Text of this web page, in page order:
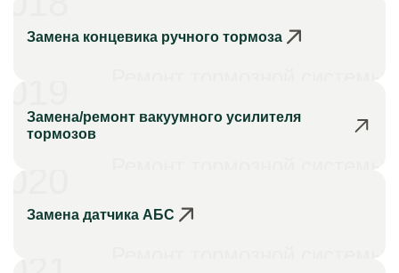
Замена концевика ручного тормоза
Замена/ремонт вакуумного усилителя
тормозов
Замена датчика АБС